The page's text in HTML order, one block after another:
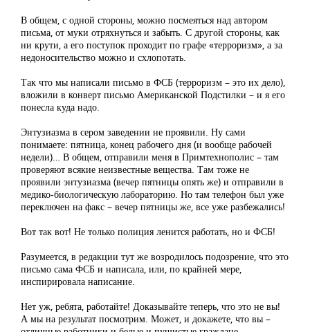
В общем, с одной стороны, можно посмеяться над автором
письма, от муки отряхнуться и забыть. С другой стороны, как
ни крути, а его поступок проходит по графе «терроризм», а за
недоносительство можно и схлопотать.
Так что мы написали письмо в ФСБ (терроризм – это их дело),
вложили в конверт письмо Американской Подстилки – и я его
понесла куда надо.
Энтузиазма в сером заведении не проявили. Ну сами
понимаете: пятница, конец рабочего дня (и вообще рабочей
недели)… В общем, отправили меня в Примтехнополис – там
проверяют всякие неизвестные вещества. Там тоже не
проявили энтузиазма (вечер пятницы опять же) и отправили в
медико-биологическую лабораторию. Но там телефон был уже
переключен на факс – вечер пятницы же, все уже разбежались!
Вот так вот! Не только полиция ленится работать, но и ФСБ!
Разумеется, в редакции тут же возродилось подозрение, что это
письмо сама ФСБ и написала, или, по крайней мере,
инспирировала написание.
Нет уж, ребята, работайте! Доказывайте теперь, что это не вы!
А мы на результат посмотрим. Может, и докажете, что вы –